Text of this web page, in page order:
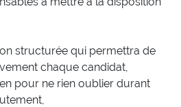
structurée qui permettra de
chaque candidat,
pour ne rien oublier durant